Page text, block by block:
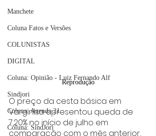
Manchete
Coluna Fatos e Versões
COLUNISTAS
DIGITAL
Coluna: Opinião - Luiz Fernando Alf
Sindjori
Coluna: Agenda 21
Coluna: SindJori
Reprodução
O preço da cesta básica em
Varginha apresentou queda de
7,20% no início de julho em
comparação com o mês anterior,